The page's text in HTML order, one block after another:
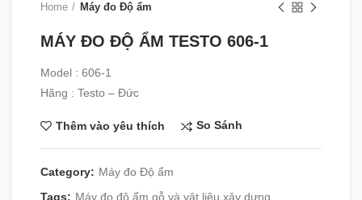
Home Máy đo Độ ẩm
MÁY ĐO ĐỘ ẨM TESTO 606-1
Model : 606-1
Hãng : Testo – Đức
Thêm vào yêu thích So Sánh
Category: Máy đo Độ ẩm
Tags: Máy đo độ ẩm gỗ và vật liệu xây dựng